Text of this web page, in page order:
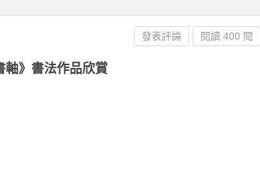
軸》書法作品欣賞
發表評論 閱讀 400 閱